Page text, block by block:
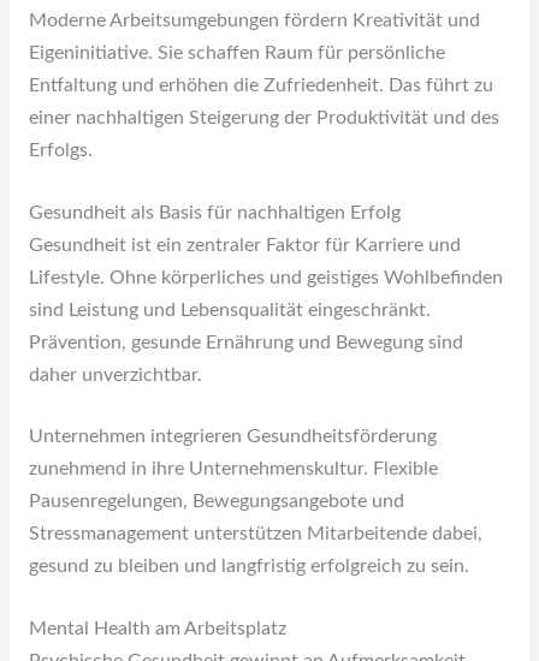
Moderne Arbeitsumgebungen fördern Kreativität und
Eigeninitiative. Sie schaffen Raum für persönliche
Entfaltung und erhöhen die Zufriedenheit. Das führt zu
einer nachhaltigen Steigerung der Produktivität und des
Erfolgs.
Gesundheit als Basis für nachhaltigen Erfolg
Gesundheit ist ein zentraler Faktor für Karriere und
Lifestyle. Ohne körperliches und geistiges Wohlbefinden
sind Leistung und Lebensqualität eingeschränkt.
Prävention, gesunde Ernährung und Bewegung sind
daher unverzichtbar.
Unternehmen integrieren Gesundheitsförderung
zunehmend in ihre Unternehmenskultur. Flexible
Pausenregelungen, Bewegungsangebote und
Stressmanagement unterstützen Mitarbeitende dabei,
gesund zu bleiben und langfristig erfolgreich zu sein.
Mental Health am Arbeitsplatz